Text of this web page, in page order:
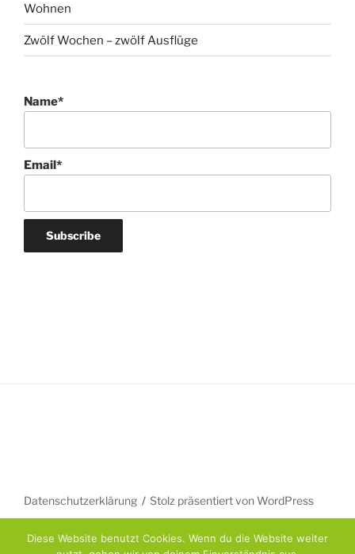
Wohnen
Zwölf Wochen – zwölf Ausflüge
Name*
Email*
Datenschutzerklärung Stolz präsentiert von WordPress
Diese Website benutzt Cookies. Wenn du die Website weiter